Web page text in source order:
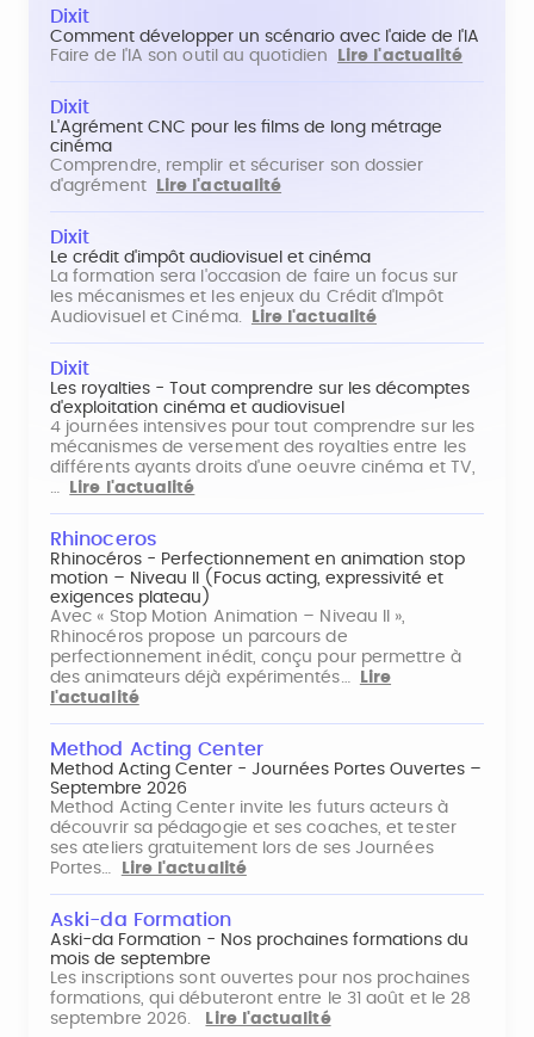
Dixit
Comment développer un scénario avec l'aide de l'IA
Faire de l'IA son outil au quotidien
Lire l'actualité
Dixit
L'Agrément CNC pour les films de long métrage
cinéma
Comprendre, remplir et sécuriser son dossier
d'agrément
Lire l'actualité
Dixit
Le crédit d'impôt audiovisuel et cinéma
La formation sera l'occasion de faire un focus sur
les mécanismes et les enjeux du Crédit d'Impôt
Audiovisuel et Cinéma.
Lire l'actualité
Dixit
Les royalties - Tout comprendre sur les décomptes
d'exploitation cinéma et audiovisuel
4 journées intensives pour tout comprendre sur les
mécanismes de versement des royalties entre les
différents ayants droits d'une oeuvre cinéma et TV,
…
Lire l'actualité
Rhinoceros
Rhinocéros - Perfectionnement en animation stop
motion – Niveau II (Focus acting, expressivité et
exigences plateau)
Avec « Stop Motion Animation – Niveau II »,
Rhinocéros propose un parcours de
perfectionnement inédit, conçu pour permettre à
des animateurs déjà expérimentés…
Lire
l'actualité
Method Acting Center
Method Acting Center - Journées Portes Ouvertes –
Septembre 2026
Method Acting Center invite les futurs acteurs à
découvrir sa pédagogie et ses coaches, et tester
ses ateliers gratuitement lors de ses Journées
Portes…
Lire l'actualité
Aski-da Formation
Aski-da Formation - Nos prochaines formations du
mois de septembre
Les inscriptions sont ouvertes pour nos prochaines
formations, qui débuteront entre le 31 août et le 28
septembre 2026.
Lire l'actualité